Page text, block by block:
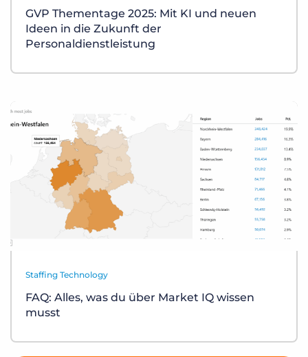
GVP Thementage 2025: Mit KI und neuen
Ideen in die Zukunft der
Personaldienstleistung
Staffing Technology
FAQ: Alles, was du über Market IQ wissen
musst